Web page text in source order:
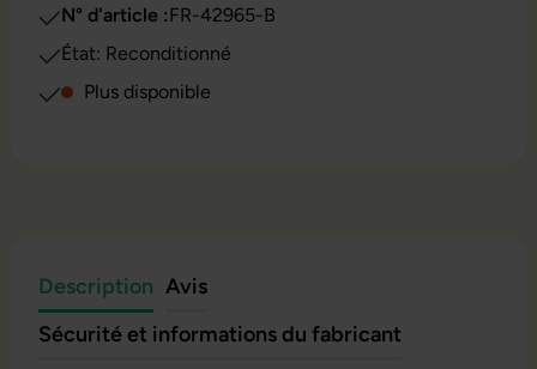
N° d'article :FR-42965-B
État: Reconditionné
Plus disponible
Description Avis
Sécurité et informations du fabricant